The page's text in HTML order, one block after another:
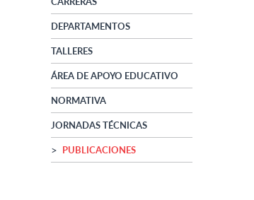
DEPARTAMENTOS
TALLERES
ÁREA DE APOYO EDUCATIVO
NORMATIVA
JORNADAS TÉCNICAS
PUBLICACIONES